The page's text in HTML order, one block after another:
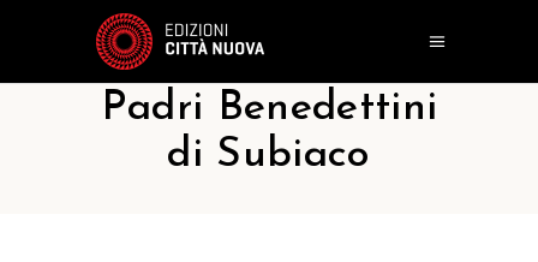
Padri Benedettini
di Subiaco